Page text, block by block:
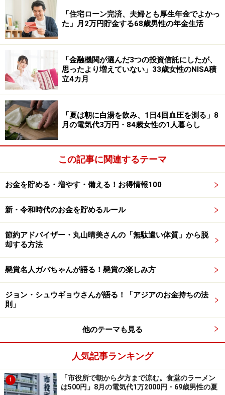
語っています。
奨学金を借りてよかったかという問いには「どちらとも
言えない」と回答。「自分が行きたい大学に行くためだ
ったので、借りたこと自体は必要なことだったと思う。
返済経験を通じて計画性と自立性は身についた」と話さ
れていました。
奨学金の返済に関するエピソードを募集中
です
奨学金の借入・返済にまつわるエピソードをお寄せくだ
さい。投稿はこちら
から
ーーーーーーーーーーーーーーーー
※本文中のコメントは、投稿内容をもとに読みやすく再
構成しています
※エピソードは投稿者の当時のものです。現在とはサー
ビスや金額などの情報が異なることがございます
※投稿エピソードのため、内容の正確性を保証するもの
※記事内容は執筆時点のものです。最新の内容をご確認くださ
い。
本記事の内容は一般的な情報提供を目的としており、特定の金融
商品や投資行動を推奨するものではありません。
投資や資産運用に関する最終的なご判断はご自身の責任において
掲載情報の正確性・完全性については十分に配慮しております
が、その内容を保証するものではなく、これに基づく損失・損害
などについて当社は一切の責任を負いません。
最新の情報や詳細については、必ず各金融機関やサービス提供者
「住宅ローン完済、夫婦とも厚生年金でよかっ
た」月2万円貯金する68歳男性の年金生活
「金融機関が選んだ3つの投資信託にしたが、
思ったより増えていない」33歳女性のNISA積
立4カ月
「夏は朝に白湯を飲み、1日4回血圧を測る」8
月の電気代3万円・84歳女性の1人暮らし
この記事に関連するテーマ
お金を貯める・増やす・備える！お得情報100
新・令和時代のお金を貯めるルール
節約アドバイザー・丸山晴美さんの「無駄遣い体質」から脱
却する方法
懸賞名人ガバちゃんが語る！懸賞の楽しみ方
ジョン・シュウギョウさんが語る！「アジアのお金持ちの法
則」
他のテーマも見る
人気記事ランキング
1
「市役所で朝から夕方まで涼む。食堂のラーメン
は500円」8月の電気代1万2000円・69歳男性の夏